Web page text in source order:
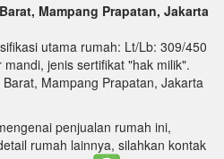
Mampang Prapatan, Jakarta
utama rumah: Lt/Lb: 309/450
jenis sertifikat "hak milik".
Mampang Prapatan, Jakarta
penjualan rumah ini,
rumah lainnya, silahkan kontak